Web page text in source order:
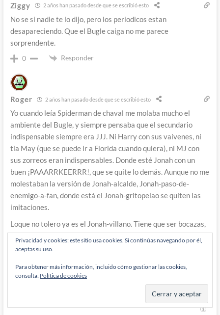
Ziggy 2 años han pasado desde que se escribió esto
No se si nadie te lo dijo, pero los periodicos estan
desapareciendo. Que el Bugle caiga no me parece
sorprendente.
0 Responder
Roger 2 años han pasado desde que se escribió esto
Yo cuando leía Spiderman de chaval me molaba mucho el
ambiente del Bugle, y siempre pensaba que el secundario
indispensable siempre era JJJ. Ni Harry con sus vaivenes, ni
tía May (que se puede ir a Florida cuando quiera), ni MJ con
sus zorreos eran indispensables. Donde esté Jonah con un
buen ¡PAAARRKEERRR!, que se quite lo demás. Aunque no me
molestaban la versión de Jonah-alcalde, Jonah-paso-de-
enemigo-a-fan, donde está el Jonah-gritopelao se quiten las
imitaciones.
Loque no tolero ya es el Jonah-villano. Tiene que ser bocazas,
gritón, tozudo, tacaño, pero no dejar de ser un tipo que
simplemente opina lo que cree. Aunque opine estupideces. Y
0 Responder
Privacidad y cookies: este sitio usa cookies. Si continúas navegando por él,
aceptas su uso.
Para obtener más información, incluido cómo gestionar las cookies,
consulta: Política de cookies